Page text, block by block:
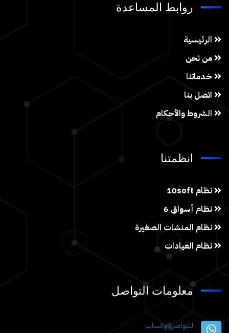
روابط المساعدة
الرئيسية
من نحن
خدماتنا
اتصل بنا
الشروط والأحكام
انظمتنا
نظام 10soft
نظام أسواق 6
نظام المنشات الصغيرة
نظام العيادات
معلومات التواصل
للتواصل واتساب